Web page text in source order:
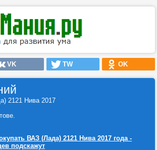
VK TW OK
2121 Нива 2017
ВАЗ (Лада) 2121 Нива 2017 года -
подскажут